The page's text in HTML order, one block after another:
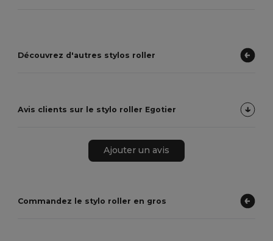
Découvrez d'autres stylos roller
Avis clients sur le stylo roller Egotier
Ajouter un avis
Commandez le stylo roller en gros